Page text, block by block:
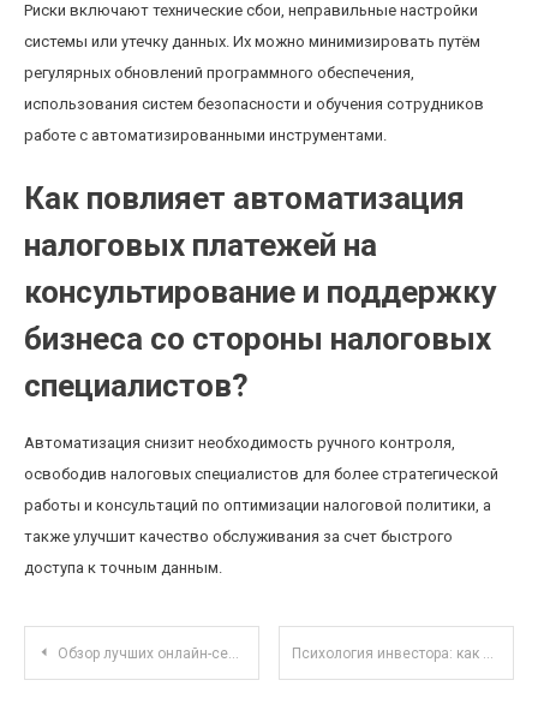
Риски включают технические сбои, неправильные настройки
системы или утечку данных. Их можно минимизировать путём
регулярных обновлений программного обеспечения,
использования систем безопасности и обучения сотрудников
работе с автоматизированными инструментами.
Как повлияет автоматизация
налоговых платежей на
консультирование и поддержку
бизнеса со стороны налоговых
специалистов?
Автоматизация снизит необходимость ручного контроля,
освободив налоговых специалистов для более стратегической
работы и консультаций по оптимизации налоговой политики, а
также улучшит качество обслуживания за счет быстрого
доступа к точным данным.
Навигация по записям
Обзор лучших онлайн-сервисов для автоматизации работы с графическими редакторами Психология инвестора: как преодолеть страхи и принимать обдуманные решения